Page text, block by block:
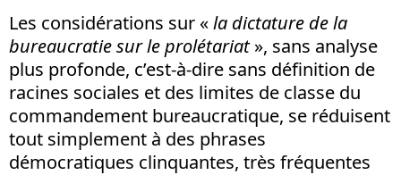
Les considérations sur «la dictature de la
bureaucratie sur le prolétariat», sans analyse
plus profonde, c’est-à-dire sans définition de
racines sociales et des limites de classe du
commandement bureaucratique, se réduisent
tout simplement à des phrases
démocratiques clinquantes, très fréquentes